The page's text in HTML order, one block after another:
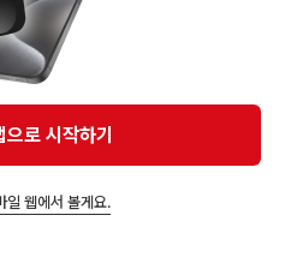
찾고 알림받기
적고지
사자가 아닙니다. 전자상거래 등에서의
의 약관에 따라 상품, 상품정보, 거래에 관한 책임은
로 회원간 거래에 대하여 책임을 지지 않습니다.
임은 번개장터㈜에게 귀속합니다.
운로드
로 시작하기
일 웹에서 볼게요.